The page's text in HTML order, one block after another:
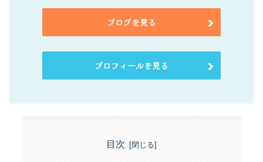
ブログを見る
プロフィールを見る
目次